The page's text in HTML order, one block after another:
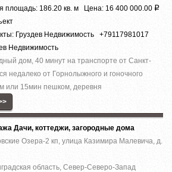
площадь: 186.20 кв. м Цена: 16 400 000.00 Р
Груздев Недвижимость +79117981017
Недвижимость
дом, 40 минут на транспорте от Санкт-
недалеко от Горнолыжного и гоночного
или 15мин пешком, деревня
Дачи, коттеджи, загородные дома
Озера-2 кп, улица Казимира Малевича, д.
область, Север-Северо-Запад